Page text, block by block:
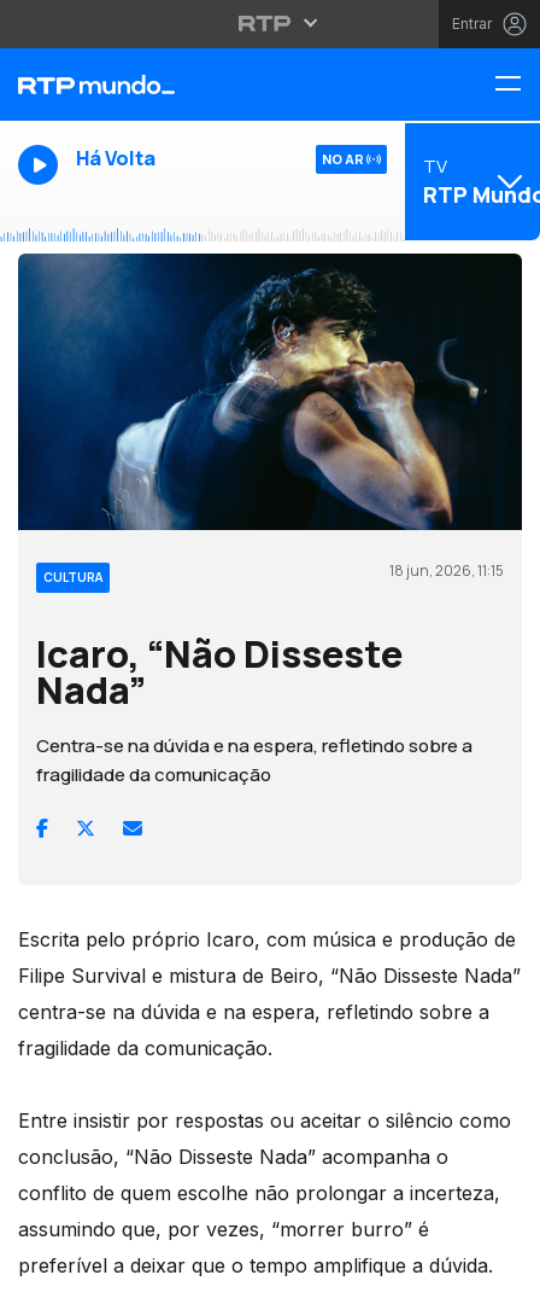
Entrar
Há Volta NO AR TV
RTP
CULTURA 18 jun, 2026, 11:15
Icaro, “Não Disseste
Nada”
Centra-se na dúvida e na espera, refletindo sobre a
fragilidade da comunicação
Escrita pelo próprio Icaro, com música e produção de
Filipe Survival e mistura de Beiro, “Não Disseste Nada”
centra-se na dúvida e na espera, refletindo sobre a
fragilidade da comunicação.
Entre insistir por respostas ou aceitar o silêncio como
conclusão, “Não Disseste Nada” acompanha o
conflito de quem escolhe não prolongar a incerteza,
assumindo que, por vezes, “morrer burro” é
preferível a deixar que o tempo amplifique a dúvida.